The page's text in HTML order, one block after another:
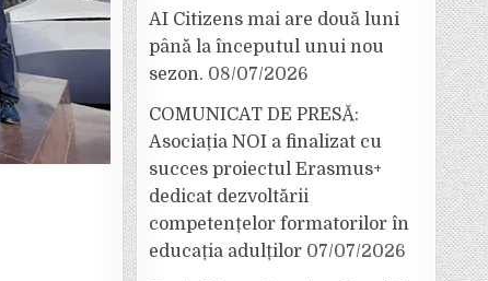
AI Citizens mai are două luni
până la începutul unui nou
sezon. 08/07/2026
COMUNICAT DE PRESĂ:
Asociația NOI a finalizat cu
succes proiectul Erasmus+
dedicat dezvoltării
competențelor formatorilor în
educația adulților 07/07/2026